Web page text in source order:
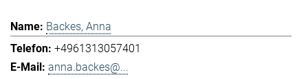
Backes, Anna
+4961313057401
anna.backes@...